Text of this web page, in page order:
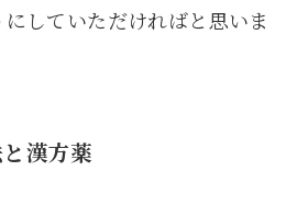
していただければと思いま
漢方薬